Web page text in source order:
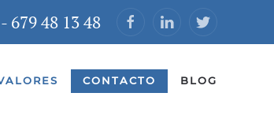
- 679 48 13 48
CONTACTO BLOG